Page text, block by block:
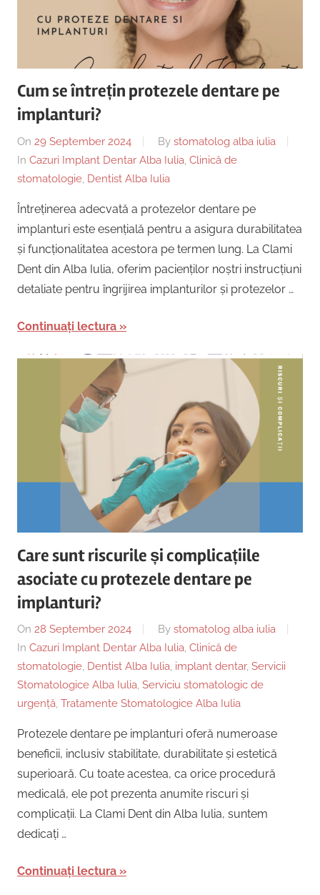
Cum se întrețin protezele dentare pe
implanturi?
On 29 September 2024 By stomatolog alba iulia
In Cazuri Implant Dentar Alba Iulia, Clinică de
stomatologie, Dentist Alba Iulia
Întreținerea adecvată a protezelor dentare pe
implanturi este esențială pentru a asigura durabilitatea
și funcționalitatea acestora pe termen lung. La Clami
Dent din Alba Iulia, oferim pacienților noștri instrucțiuni
detaliate pentru îngrijirea implanturilor și protezelor …
Continuați lectura
Care sunt riscurile și complicațiile
asociate cu protezele dentare pe
implanturi?
On 28 September 2024 By stomatolog alba iulia
In Cazuri Implant Dentar Alba Iulia, Clinică de
stomatologie, Dentist Alba Iulia, implant dentar, Servicii
Stomatologice Alba Iulia, Serviciu stomatologic de
urgență, Tratamente Stomatologice Alba Iulia
Protezele dentare pe implanturi oferă numeroase
beneficii, inclusiv stabilitate, durabilitate și estetică
superioară. Cu toate acestea, ca orice procedură
medicală, ele pot prezenta anumite riscuri și
complicații. La Clami Dent din Alba Iulia, suntem
dedicați …
Continuați lectura